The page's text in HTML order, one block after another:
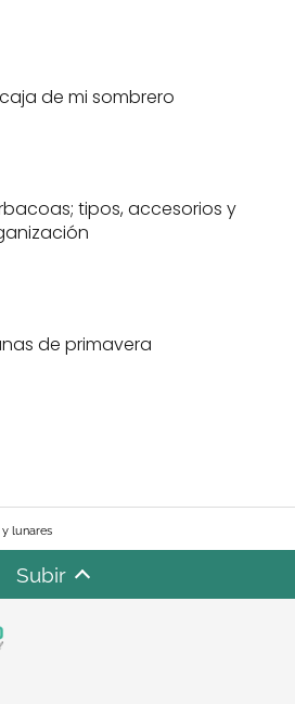
de mi sombrero
tipos, accesorios y
de primavera
lunares
Subir